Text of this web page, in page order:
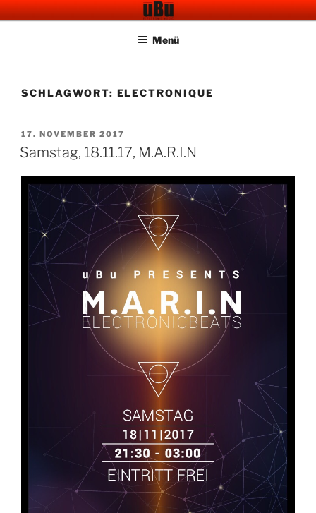
Zum
InhaltUBU CAFE BAR
Menü
SCHLAGWORT: ELECTRONIQUE
VERÖFFENTLICHT
AM
17. NOVEMBER 2017
Samstag, 18.11.17, M.A.R.I.N